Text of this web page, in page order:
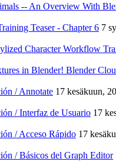
-- An Overview With
Teaser - Chapter 6 7
Character Workflow
in Blender! Blender
/ Annotate 17 kesäkuun,
/ Interfaz de Usuario 17
/ Acceso Rápido 17
/ Básicos del Graph Editor